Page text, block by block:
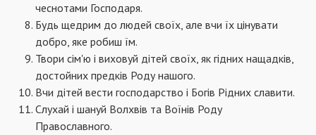
чеснотами Господаря.
Будь щедрим до людей своїх, але вчи їх цінувати
добро, яке робиш їм.
Твори сім'ю і виховуй дітей своїх, як гідних нащадків,
достойних предків Роду нашого.
Вчи дітей вести господарство і Богів Рідних славити.
Слухай і шануй Волхвів та Воїнів Роду
Православного.